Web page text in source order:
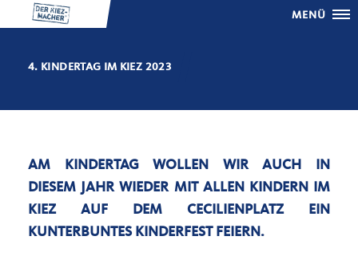
MENÜ
4. KINDERTAG IM KIEZ 2023
AM KINDERTAG WOLLEN WIR AUCH IN
DIESEM JAHR WIEDER MIT ALLEN KINDERN IM
KIEZ AUF DEM CECILIENPLATZ EIN
KUNTERBUNTES KINDERFEST FEIERN.